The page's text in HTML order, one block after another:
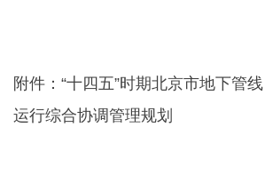
附件：“十四五”时期北京市地下管线
运行综合协调管理规划